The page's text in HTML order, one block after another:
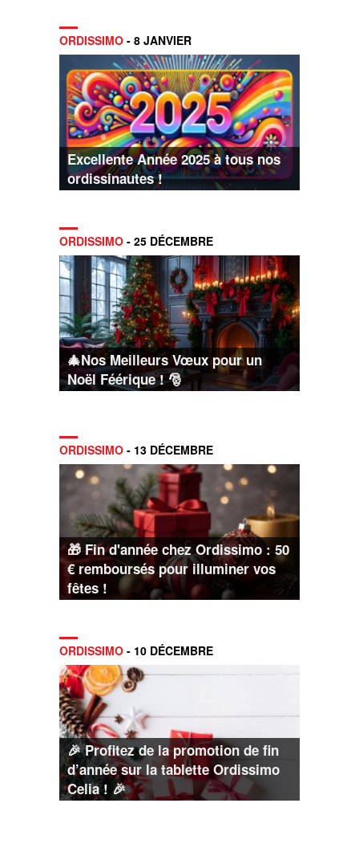
ORDISSIMO - 8 JANVIER
Excellente Année 2025 à tous nos
ordissinautes !
ORDISSIMO - 25 DÉCEMBRE
🎄Nos Meilleurs Vœux pour un
Noël Féérique ! 🎅
ORDISSIMO - 13 DÉCEMBRE
🎁 Fin d'année chez Ordissimo : 50
€ remboursés pour illuminer vos
fêtes !
ORDISSIMO - 10 DÉCEMBRE
🎉 Profitez de la promotion de fin
d’année sur la tablette Ordissimo
Celia ! 🎉